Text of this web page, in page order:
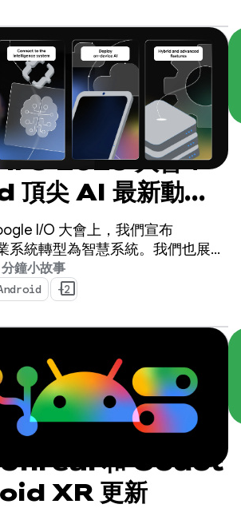
O 2026 大會：
尖 AI 最新動
慧體驗
I/O 大會上，我們宣布
系統轉型為智慧系統。我們也展示
生建構智慧體驗，以及如何將
功能帶入應用程式。
鐘小故事
+2
和 Godot
XR 更新